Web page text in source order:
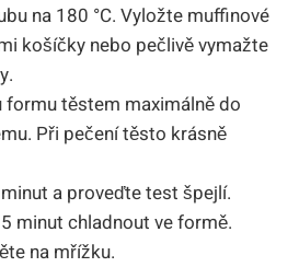
na 180 °C. Vyložte muffinové
košíčky nebo pečlivě vymažte
formu těstem maximálně do
Při pečení těsto krásně
a proveďte test špejlí.
minut chladnout ve formě.
na mřížku.